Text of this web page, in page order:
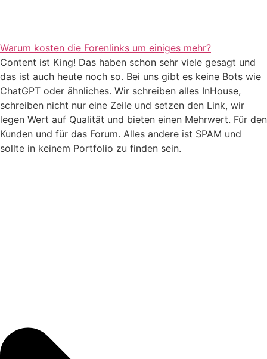
Warum kosten die Forenlinks um einiges mehr?
Content ist King! Das haben schon sehr viele gesagt und
das ist auch heute noch so. Bei uns gibt es keine Bots wie
ChatGPT oder ähnliches. Wir schreiben alles InHouse,
schreiben nicht nur eine Zeile und setzen den Link, wir
legen Wert auf Qualität und bieten einen Mehrwert. Für den
Kunden und für das Forum. Alles andere ist SPAM und
sollte in keinem Portfolio zu finden sein.